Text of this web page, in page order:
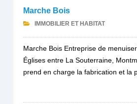
Marche Bois
IMMOBILIER ET HABITAT
Marche Bois Entreprise de
Églises entre La Souterraine,
prend en charge la fabrication et la